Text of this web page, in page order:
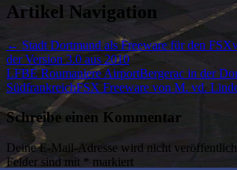
Artikel Navigation
← Stadt Dortmund als Freeware für den
der Version 3.0 aus 2010
LFBE Roumaniere AirportBergerac in der
SüdfrankreichFSX Freeware von M. vd.
Schreibe einen Kommentar
Deine E-Mail-Adresse wird nicht
Felder sind mit * markiert